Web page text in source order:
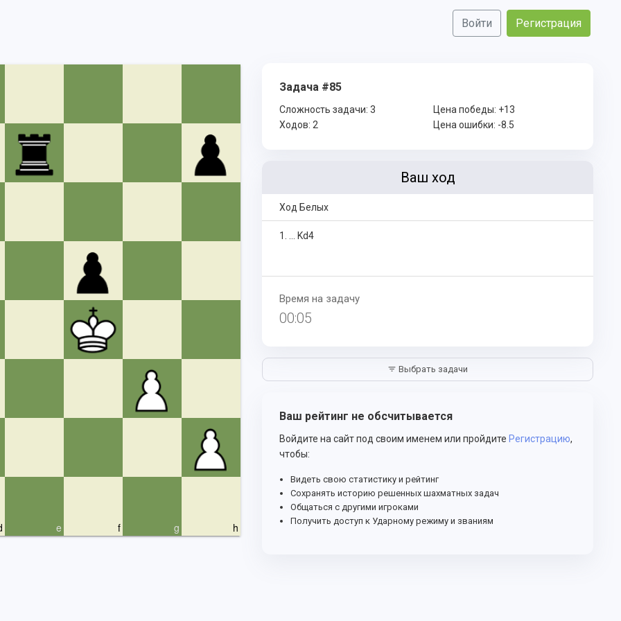
Войти Регистрация
e f g h
Задача #85
Сложность задачи: 3 Цена победы: +13
Ходов: 2 Цена ошибки: -8.5
Ваш ход
Ход Белых
1. ... Kd4
Время на задачу
00:05
filter_list Выбрать задачи
Ваш рейтинг не обсчитывается
Войдите на сайт под своим именем или пройдите Регистрацию,
чтобы:
Видеть свою статистику и рейтинг
Сохранять историю решенных шахматных задач
Общаться с другими игроками
Получить доступ к Ударному режиму и званиям